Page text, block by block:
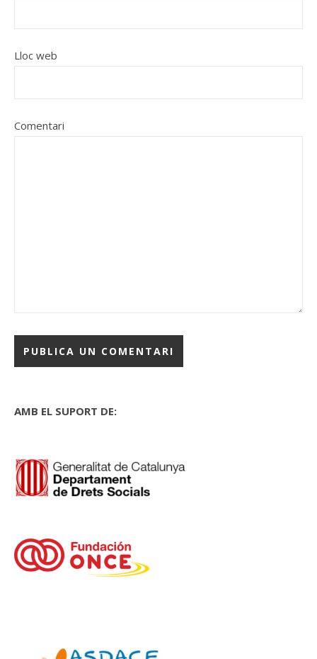
Lloc web
Comentari
AMB EL SUPORT DE: